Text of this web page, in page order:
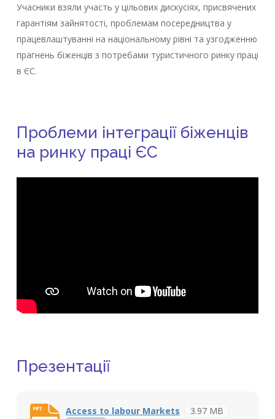
Учасники взяли участь у цільових дискусіях, присвячених
гарантіям зайнятості, проблемам посередництва у
працевлаштуванні на національному рівні та узгодженню
прагнень біженців з потребами туристичного ринку праці
в ЄС.
Проблеми інтеграції біженців
на ринку праці ЄС
Презентації
Access to labour Markets 3.97 MB